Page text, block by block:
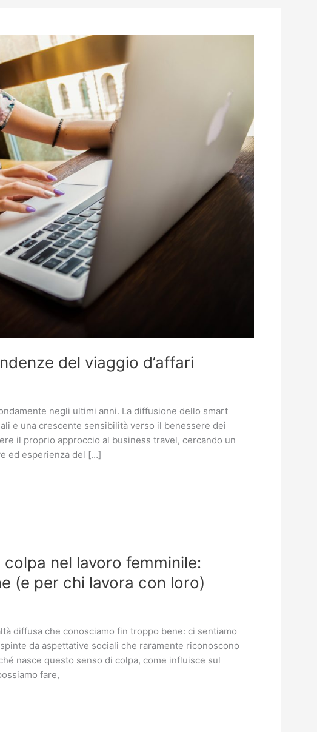
del viaggio d’affari
negli ultimi anni. La diffusione dello smart
e una crescente sensibilità verso il benessere dei
il proprio approccio al business travel, cercando un
ed esperienza del […]
nel lavoro femminile:
(e per chi lavora con loro)
diffusa che conosciamo fin troppo bene: ci sentiamo
da aspettative sociali che raramente riconoscono
nasce questo senso di colpa, come influisce sul
fare,